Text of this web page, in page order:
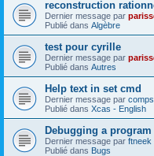
reconstruction
Dernier message par
Publié dans Algèbre
test pour cyrille
Dernier message par
Publié dans Autres
Help text in set cmd
Dernier message par
Publié dans Xcas - English
Debugging a program
Dernier message par ftneek
Publié dans Bugs